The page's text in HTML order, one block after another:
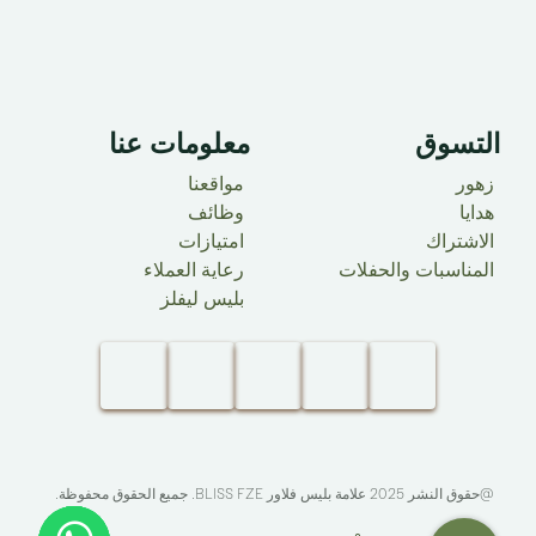
التسوق
زهور
هدايا
الاشتراك
المناسبات والحفلات
معلومات عنا ​
مواقعنا
وظائف
امتيازات
رعاية العملاء
بليس ليفلز
@حقوق النشر 2025 علامة بليس فلاور BLISS FZE. جميع الحقوق محفوظة.​